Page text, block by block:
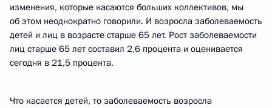
изменения, которые касаются больших коллективов, мы
об этом неоднократно говорили. И возросла заболеваемость
детей и лиц в возрасте старше 65 лет. Рост заболеваемости
лиц старше 65 лет составил 2,6 процента и оценивается
сегодня в 21,5 процента.
Что касается детей, то заболеваемость возросла